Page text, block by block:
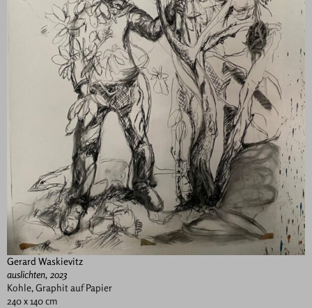
Gerard Waskievitz
auslichten, 2023
Kohle, Graphit auf Papier
240 x 140 cm